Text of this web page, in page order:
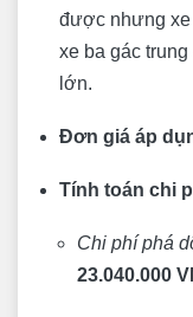
được nhưng xe
xe ba gác
lớn.
Đơn giá áp
Tính toán chi
Chi phí phá
23.040.000